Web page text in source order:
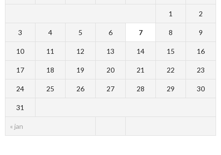
« jan
1 2
3 4 5 6 7 8 9
10 11 12 13 14 15 16
17 18 19 20 21 22 23
24 25 26 27 28 29 30
31